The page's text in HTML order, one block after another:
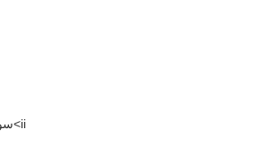
ii>سوف يكون OCL غير مستقر عندما يحتاج قلب MnZn Ferrite إلى وجود فجوات متعددة. سيؤدي ذلك إلى العديد من المشكلات غير المنضبطة عندما يتم طرح هذا المنتج للإنتاج الضخم.